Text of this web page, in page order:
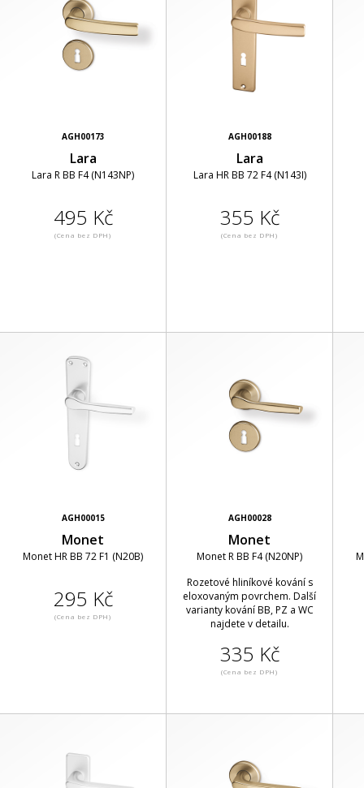
AGH00173
Lara
Lara R BB F4 (N143NP)
495 Kč
(Cena bez DPH)
AGH00188
Lara
Lara HR BB 72 F4 (N143I)
355 Kč
(Cena bez DPH)
AGH00015
Monet
Monet HR BB 72 F1 (N20B)
295 Kč
(Cena bez DPH)
AGH00028
Monet
Monet R BB F4 (N20NP)
Rozetové hliníkové kování s
eloxovaným povrchem. Další
varianty kování BB, PZ a WC
najdete v detailu.
335 Kč
(Cena bez DPH)